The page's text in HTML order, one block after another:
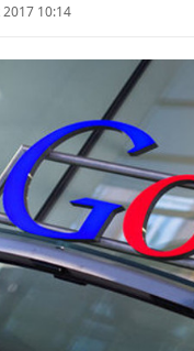
2017 10:14